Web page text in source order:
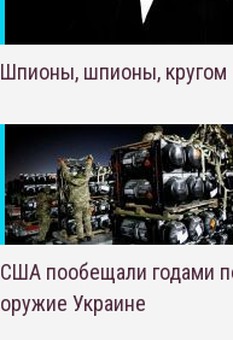
Шпионы, шпионы,
США пообещали годами
оружие Украине